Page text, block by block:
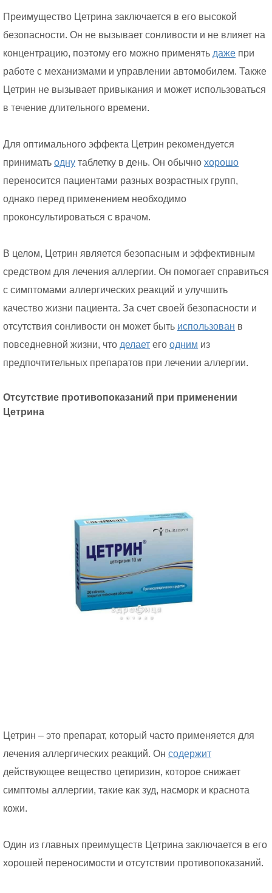
Преимущество Цетрина заключается в его высокой
безопасности. Он не вызывает сонливости и не влияет на
концентрацию, поэтому его можно применять даже при
работе с механизмами и управлении автомобилем. Также
Цетрин не вызывает привыкания и может использоваться
в течение длительного времени.
Для оптимального эффекта Цетрин рекомендуется
принимать одну таблетку в день. Он обычно хорошо
переносится пациентами разных возрастных групп,
однако перед применением необходимо
проконсультироваться с врачом.
В целом, Цетрин является безопасным и эффективным
средством для лечения аллергии. Он помогает справиться
с симптомами аллергических реакций и улучшить
качество жизни пациента. За счет своей безопасности и
отсутствия сонливости он может быть использован в
повседневной жизни, что делает его одним из
предпочтительных препаратов при лечении аллергии.
Отсутствие противопоказаний при применении
Цетрина
Цетрин – это препарат, который часто применяется для
лечения аллергических реакций. Он содержит
действующее вещество цетиризин, которое снижает
симптомы аллергии, такие как зуд, насморк и краснота
кожи.
Один из главных преимуществ Цетрина заключается в его
хорошей переносимости и отсутствии противопоказаний.